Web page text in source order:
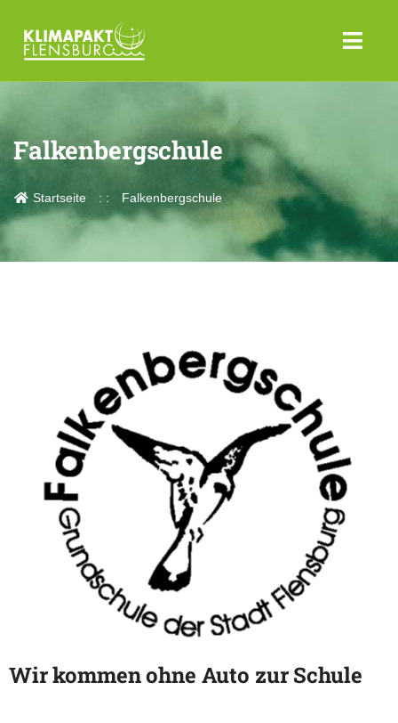
Falkenbergschule
Startseite Falkenbergschule
Wir kommen ohne Auto zur Schule